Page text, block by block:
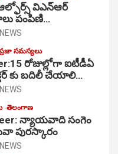
ఆల్ఫోర్స్ విఎన్ఆర్
పంపిణి…
సమస్యలు
రోజుల్లోగా ఐటీడీఏ
కు బదిలీ చేయాలి…
తెలంగాణ
న్యాయవాది సంగెం
పురస్కారం